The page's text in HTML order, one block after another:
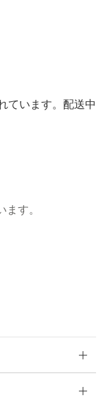
ています。配送中
す。